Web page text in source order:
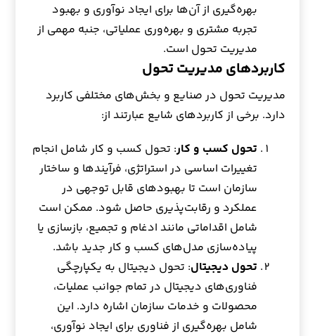
بهره‌گیری از آن‌ها برای ایجاد نوآوری و بهبود
تجربه مشتری و بهره‌وری عملیاتی، جنبه مهمی از
مدیریت تحول است.
کاربردهای مدیریت تحول
مدیریت تحول در صنایع و بخش‌های مختلفی کاربرد
دارد. برخی از کاربردهای شایع عبارتند از:
تحول کسب و کار: تحول کسب و کار شامل انجام
تغییرات اساسی در استراتژی، فرآیندها و ساختار
سازمان است تا بهبودهای قابل توجهی در
عملکرد و رقابت‌پذیری حاصل شود. ممکن است
شامل اقداماتی مانند ادغام و تجمیع، بازسازی یا
پیاده‌سازی مدل‌های کسب و کار جدید باشد.
تحول دیجیتال: تحول دیجیتال به یکپارچگی
فناوری‌های دیجیتال در تمام جوانب عملیات،
محصولات و خدمات سازمان اشاره دارد. این
شامل بهره‌گیری از فناوری برای ایجاد نوآوری،